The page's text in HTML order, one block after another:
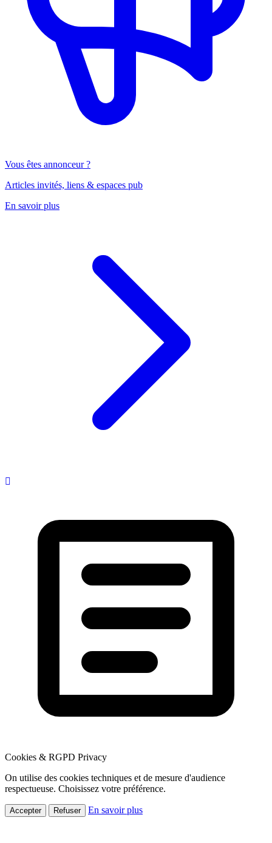
Vous êtes annonceur ?
Articles invités, liens & espaces pub
En savoir plus
Cookies & RGPD Privacy
On utilise des cookies techniques et de mesure d'audience
respectueuse. Choisissez votre préférence.
Accepter Refuser En savoir plus